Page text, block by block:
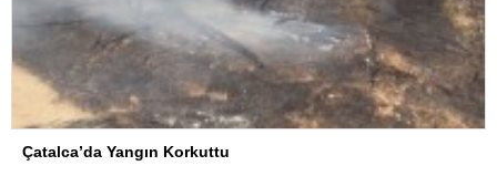
Çatalca’da Yangın Korkuttu